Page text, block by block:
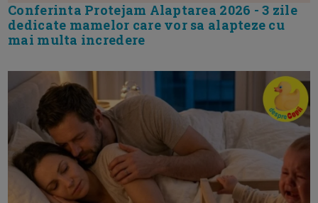
Conferinta Protejam Alaptarea 2026 - 3 zile
dedicate mamelor care vor sa alapteze cu
mai multa incredere